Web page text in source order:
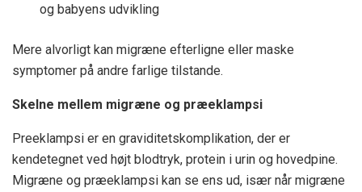
og babyens udvikling
Mere alvorligt kan migræne efterligne eller maske
symptomer på andre farlige tilstande.
Skelne mellem migræne og præeklampsi
Preeklampsi er en graviditetskomplikation, der er
kendetegnet ved højt blodtryk, protein i urin og hovedpine.
Migræne og præeklampsi kan se ens ud, især når migræne